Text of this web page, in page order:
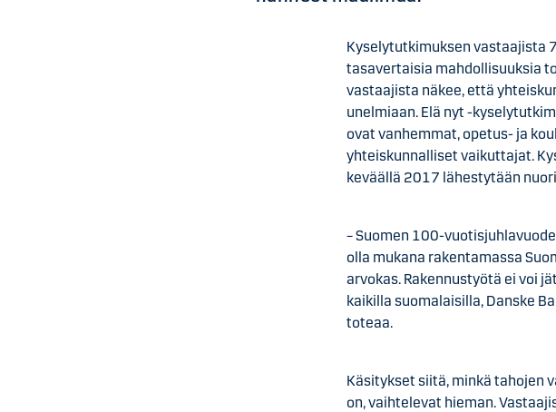
Kyselytutkimuksen vastaajista
tasavertaisia mahdollisuuksia
vastaajista näkee, että
unelmiaan. Elä nyt -
ovat vanhemmat, opetus- ja
yhteiskunnalliset vaikuttajat.
keväällä 2017 lähestytään
– Suomen 100-
olla mukana rakentamassa
arvokas. Rakennustyötä ei voi
kaikilla suomalaisilla, Danske
toteaa.
Käsitykset siitä, minkä tahojen
on, vaihtelevat hieman.